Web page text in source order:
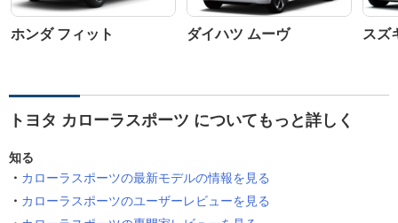
ホンダ フィット ダイハツ ムーヴ スズ
トヨタ カローラスポーツ についてもっと詳しく
知る
カローラスポーツの最新モデルの情報を見る
カローラスポーツのユーザーレビューを見る